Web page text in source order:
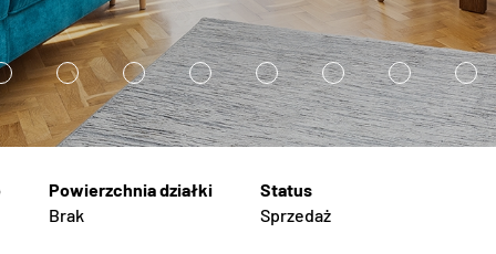
7 8 9
1
0
1
1
1
2
1
3
Brak Sprzedaż